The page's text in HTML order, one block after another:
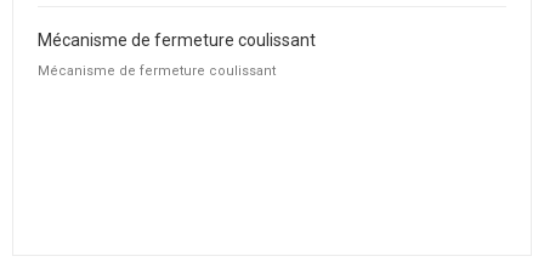
Mécanisme de fermeture coulissant
Mécanisme de fermeture coulissant